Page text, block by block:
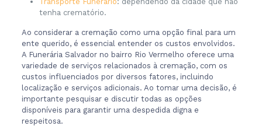
tenha crematório.
Ao considerar a cremação como uma opção final para um
ente querido, é essencial entender os custos envolvidos.
A Funerária Salvador no bairro Rio Vermelho oferece uma
variedade de serviços relacionados à cremação, com os
custos influenciados por diversos fatores, incluindo
localização e serviços adicionais. Ao tomar uma decisão, é
importante pesquisar e discutir todas as opções
disponíveis para garantir uma despedida digna e
respeitosa.